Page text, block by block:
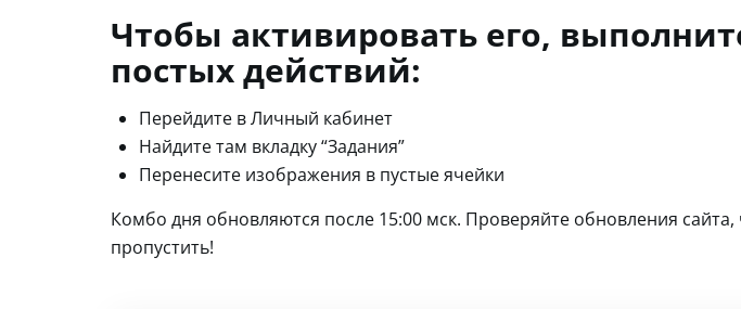
Чтобы активировать его,
постых действий:
Перейдите в Личный кабинет
Найдите там вкладку “Задания”
Перенесите изображения в пустые ячейки
Комбо дня обновляются после 15:00 мск. Проверяйте обновления
пропустить!